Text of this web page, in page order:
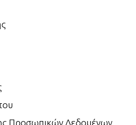
Προσωπικών Δεδομένων